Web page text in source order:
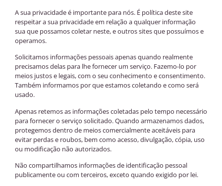
A sua privacidade é importante para nós. É política deste site
respeitar a sua privacidade em relação a qualquer informação
sua que possamos coletar neste, e outros sites que possuímos e
operamos.
Solicitamos informações pessoais apenas quando realmente
precisamos delas para lhe fornecer um serviço. Fazemo-lo por
meios justos e legais, com o seu conhecimento e consentimento.
Também informamos por que estamos coletando e como será
usado.
Apenas retemos as informações coletadas pelo tempo necessário
para fornecer o serviço solicitado. Quando armazenamos dados,
protegemos dentro de meios comercialmente aceitáveis ​​para
evitar perdas e roubos, bem como acesso, divulgação, cópia, uso
ou modificação não autorizados.
Não compartilhamos informações de identificação pessoal
publicamente ou com terceiros, exceto quando exigido por lei.